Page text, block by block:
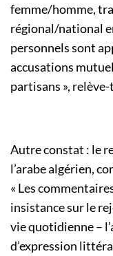
femme/homme,
régional/national
personnels sont
accusations
partisans »,
Autre constat : le
l’arabe algérien,
« Les
insistance sur le
vie quotidienne –
d’expression